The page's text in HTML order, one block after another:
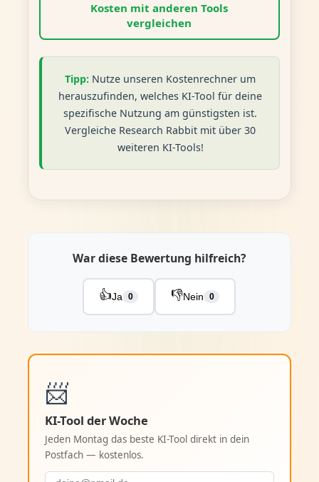
Kosten mit anderen Tools
vergleichen
Tipp: Nutze unseren Kostenrechner um
herauszufinden, welches KI-Tool für deine
spezifische Nutzung am günstigsten ist.
Vergleiche Research Rabbit mit über 30
weiteren KI-Tools!
War diese Bewertung hilfreich?
👍Ja 0 👎Nein 0
📨
KI-Tool der Woche
Jeden Montag das beste KI-Tool direkt in dein
Postfach — kostenlos.